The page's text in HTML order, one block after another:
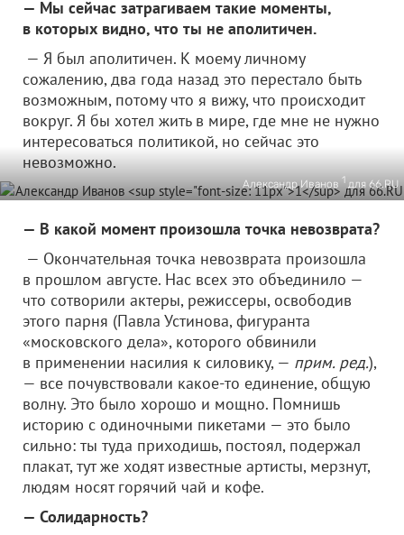
— Мы сейчас затрагиваем такие моменты,
в которых видно, что ты не аполитичен.
— Я был аполитичен. К моему личному
сожалению, два года назад это перестало быть
возможным, потому что я вижу, что происходит
вокруг. Я бы хотел жить в мире, где мне не нужно
интересоваться политикой, но сейчас это
невозможно.
Александр Иванов 1 для 66.RU
— В какой момент произошла точка невозврата?
— Окончательная точка невозврата произошла
в прошлом августе. Нас всех это объединило —
что сотворили актеры, режиссеры, освободив
этого парня (Павла Устинова, фигуранта
«московского дела», которого обвинили
в применении насилия к силовику, — прим. ред.),
— все почувствовали какое-то единение, общую
волну. Это было хорошо и мощно. Помнишь
историю с одиночными пикетами — это было
сильно: ты туда приходишь, постоял, подержал
плакат, тут же ходят известные артисты, мерзнут,
людям носят горячий чай и кофе.
— Солидарность?